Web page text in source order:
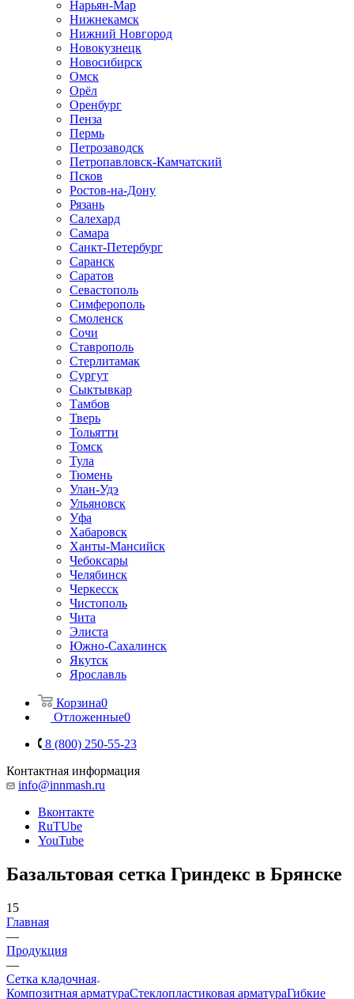
Нарьян-Мар
Нижнекамск
Нижний Новгород
Новокузнецк
Новосибирск
Омск
Орёл
Оренбург
Пенза
Пермь
Петрозаводск
Петропавловск-Камчатский
Псков
Ростов-на-Дону
Рязань
Салехард
Самара
Санкт-Петербург
Саранск
Саратов
Севастополь
Симферополь
Смоленск
Сочи
Ставрополь
Стерлитамак
Сургут
Сыктывкар
Тамбов
Тверь
Тольятти
Томск
Тула
Тюмень
Улан-Удэ
Ульяновск
Уфа
Хабаровск
Ханты-Мансийск
Чебоксары
Челябинск
Черкесск
Чистополь
Чита
Элиста
Южно-Сахалинск
Якутск
Ярославль
Корзина0
Отложенные0
8 (800) 250-55-23
Контактная информация
info@innmash.ru
Вконтакте
RuTUbe
YouTube
Базальтовая сетка Гриндекс в Брянске
15
Главная
—
Продукция
—
Сетка кладочная
Композитная арматураCтеклопластиковая арматураГибкие